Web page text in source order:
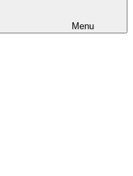
Menu